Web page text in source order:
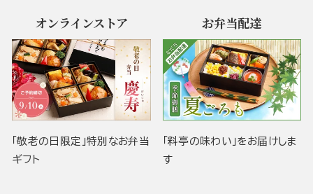
オンラインストア
「敬老の日限定」特別なお弁当
ギフト
お弁当配達
「料亭の味わい」をお届けしま
す